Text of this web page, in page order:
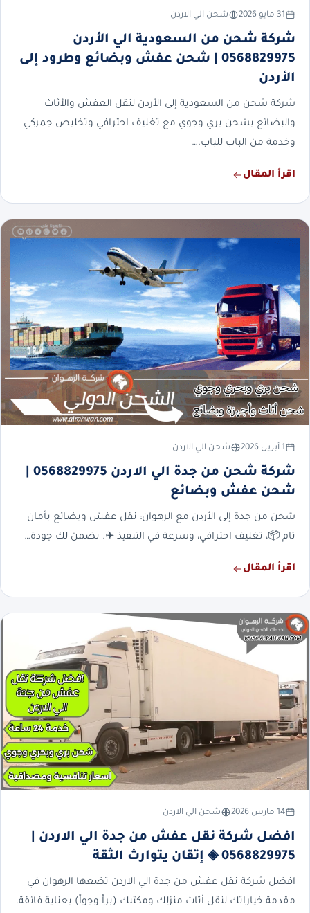
31 مايو 2026 شحن الي الاردن
شركة شحن من السعودية الي الأردن
0568829975 | شحن عفش وبضائع وطرود إلى
الأردن
شركة شحن من السعودية إلى الأردن لنقل العفش والأثاث
والبضائع بشحن بري وجوي مع تغليف احترافي وتخليص جمركي
وخدمة من الباب للباب.…
اقرأ المقال
1 أبريل 2026 شحن الي الاردن
شحن عفش وبضائع
شحن من جدة إلى الأردن مع الرهوان: نقل عفش وبضائع بأمان
تام 📦، تغليف احترافي، وسرعة في التنفيذ ✈️. نضمن لك جودة…
اقرأ المقال
14 مارس 2026 شحن الي الاردن
افضل شركة نقل عفش من جدة الي الاردن |
0568829975 ◈ إتقان يتوارث الثقة
افضل شركة نقل عفش من جدة الي الاردن تضعها الرهوان في
مقدمة خياراتك لنقل أثاث منزلك ومكتبك (براً وجواً) بعناية فائقة.